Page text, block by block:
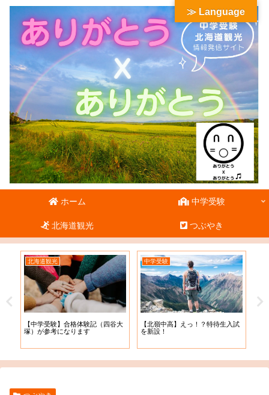
ホーム 中学受験
北海道観光 つぶやき
北海道観光
【札幌開成中学】2022年度_追加
入学予定者決定 ♪( ´θ｀)ノ
中学受験
【2022年度入学】”北の頂”北嶺中
学に挑戦！！
≫ Language